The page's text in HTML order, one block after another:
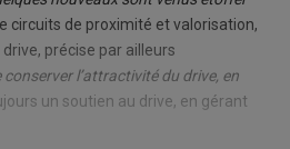
circuits de proximité et valorisation,
précise par ailleurs
l’attractivité du drive, en
un soutien au drive, en gérant